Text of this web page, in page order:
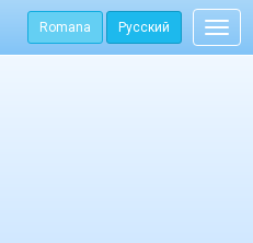
Romana Русский